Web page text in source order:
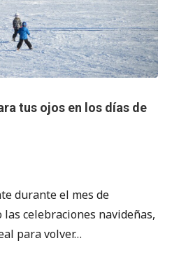
tus ojos en los días de
durante el mes de
celebraciones navideñas,
para volver…